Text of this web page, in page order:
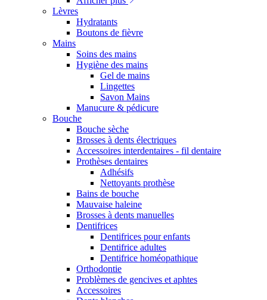
Lèvres
Hydratants
Boutons de fièvre
Mains
Soins des mains
Hygiène des mains
Gel de mains
Lingettes
Savon Mains
Manucure & pédicure
Bouche
Bouche sèche
Brosses à dents électriques
Accessoires interdentaires - fil dentaire
Prothèses dentaires
Adhésifs
Nettoyants prothèse
Bains de bouche
Mauvaise haleine
Brosses à dents manuelles
Dentifrices
Dentifrices pour enfants
Dentifrice adultes
Dentifrice homéopathique
Orthodontie
Problèmes de gencives et aphtes
Accessoires